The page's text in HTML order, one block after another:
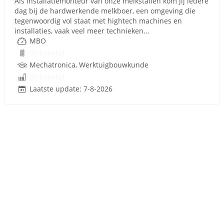
dag bij de hardwerkende melkboer, een omgeving die
tegenwoordig vol staat met hightech machines en
installaties, vaak veel meer technieken...
MBO
Mechatronica, Werktuigbouwkunde
Laatste update: 7-8-2026